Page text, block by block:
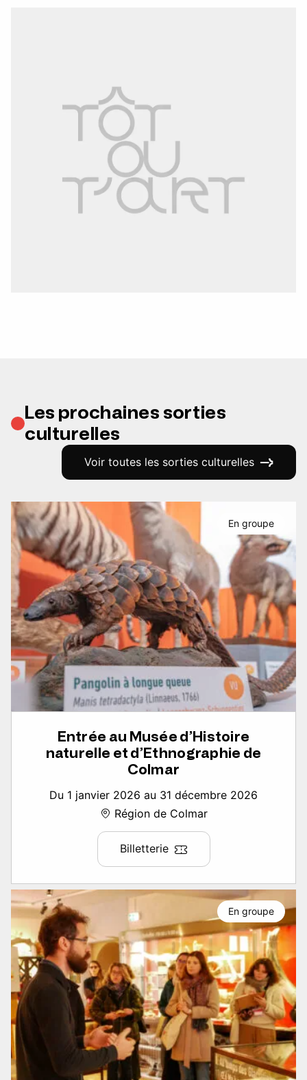
Les prochaines sorties
culturelles
Voir toutes les sorties culturelles
Entrée au Musée d’Histoire
naturelle et d’Ethnographie de
Colmar
Du 1 janvier 2026 au 31 décembre 2026
Région de Colmar
Billetterie
En groupe
En groupe